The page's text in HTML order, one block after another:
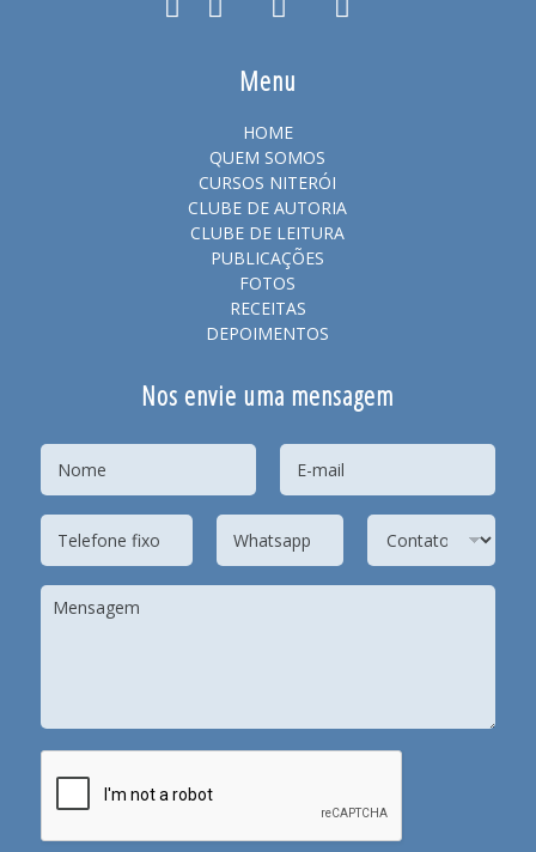
Menu
HOME
QUEM SOMOS
CURSOS NITERÓI
CLUBE DE AUTORIA
CLUBE DE LEITURA
PUBLICAÇÕES
FOTOS
RECEITAS
DEPOIMENTOS
Nos envie uma mensagem